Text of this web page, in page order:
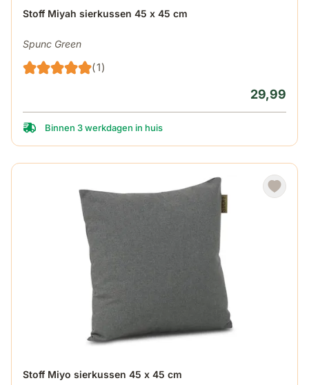
Stoff Miyah sierkussen 45 x 45 cm
Spunc Green
(1)
29,99
Binnen 3 werkdagen in huis
Stoff Miyo sierkussen 45 x 45 cm